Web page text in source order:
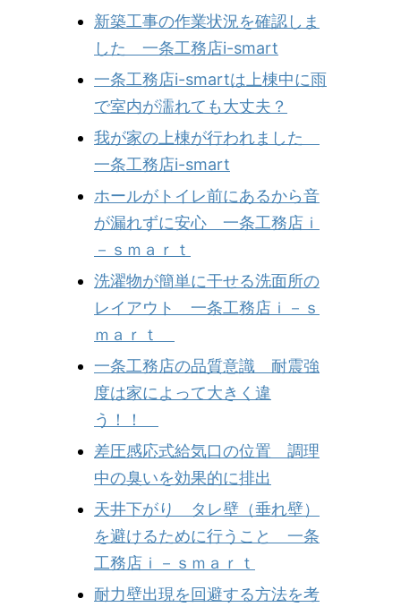
新築工事の作業状況を確認しま
した 一条工務店i-smart
一条工務店i-smartは上棟中に雨
で室内が濡れても大丈夫？
我が家の上棟が行われました
一条工務店i-smart
ホールがトイレ前にあるから音
が漏れずに安心 一条工務店ｉ
－ｓｍａｒｔ
洗濯物が簡単に干せる洗面所の
レイアウト 一条工務店ｉ－ｓ
ｍａｒｔ
一条工務店の品質意識 耐震強
度は家によって大きく違
う！！
差圧感応式給気口の位置 調理
中の臭いを効果的に排出
天井下がり タレ壁（垂れ壁）
を避けるために行うこと 一条
工務店ｉ－ｓｍａｒｔ
耐力壁出現を回避する方法を考